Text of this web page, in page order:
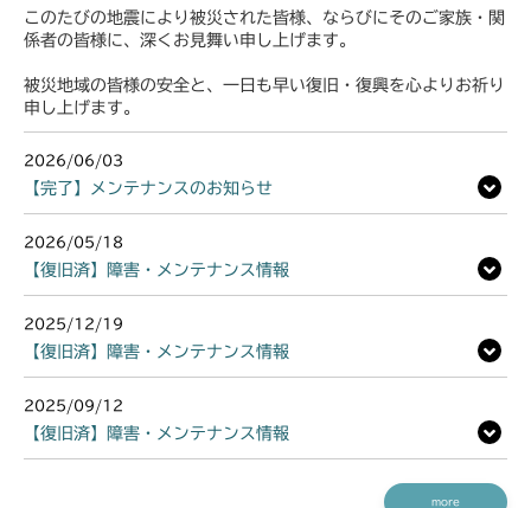
このたびの地震により被災された皆様、ならびにそのご家族・関
係者の皆様に、深くお見舞い申し上げます。
被災地域の皆様の安全と、一日も早い復旧・復興を心よりお祈り
申し上げます。
2026/06/03
【完了】メンテナンスのお知らせ
2026/05/18
【復旧済】障害・メンテナンス情報
2025/12/19
【復旧済】障害・メンテナンス情報
2025/09/12
【復旧済】障害・メンテナンス情報
more